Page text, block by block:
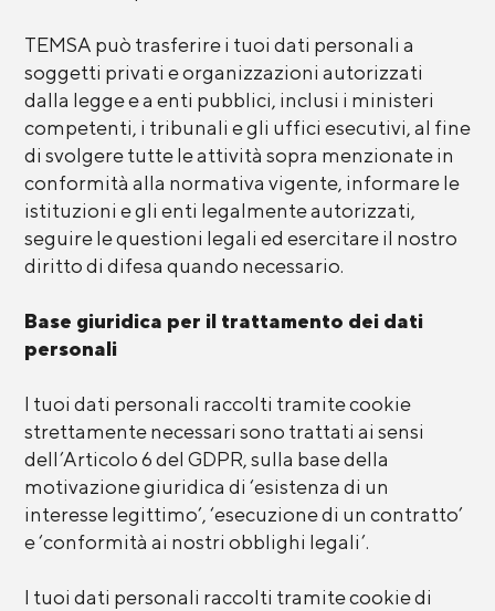
TEMSA può trasferire i tuoi dati personali a
soggetti privati e organizzazioni autorizzati
dalla legge e a enti pubblici, inclusi i ministeri
competenti, i tribunali e gli uffici esecutivi, al fine
di svolgere tutte le attività sopra menzionate in
conformità alla normativa vigente, informare le
istituzioni e gli enti legalmente autorizzati,
seguire le questioni legali ed esercitare il nostro
diritto di difesa quando necessario.
Base giuridica per il trattamento dei dati
personali
I tuoi dati personali raccolti tramite cookie
strettamente necessari sono trattati ai sensi
dell’Articolo 6 del GDPR, sulla base della
motivazione giuridica di ‘esistenza di un
interesse legittimo’, ‘esecuzione di un contratto’
e ‘conformità ai nostri obblighi legali’.
I tuoi dati personali raccolti tramite cookie di